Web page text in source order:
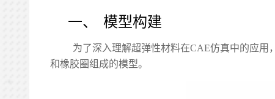
一、 模型构建
为了深入理解超弹性材料在CAE仿真中的应
和橡胶圈组成的模型。